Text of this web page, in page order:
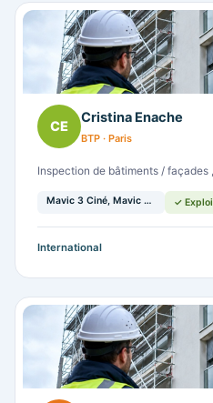
CE
Cristina Enache
BTP · Paris
Mavic 3 Ciné, Mavic 3… ✓
International